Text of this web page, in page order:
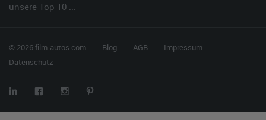
unsere Top 10 ...
© 2026 film-autos.com Blog AGB
Impressum
Datenschutz